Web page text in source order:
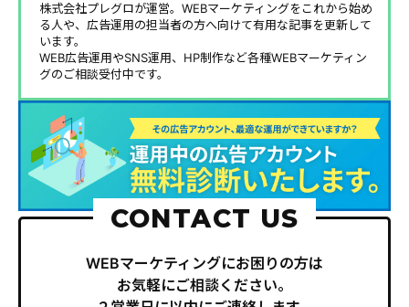
株式会社プレグロが運営。WEBマーケティングをこれから始め
る人や、広告運用の担当者の方へ向けて有用な記事を更新して
います。
WEB広告運用やSNS運用、HP制作など各種WEBマーケティン
グのご相談受付中です。
CONTACT US
WEBマーケティングにお困りの方は
お気軽にご相談ください。